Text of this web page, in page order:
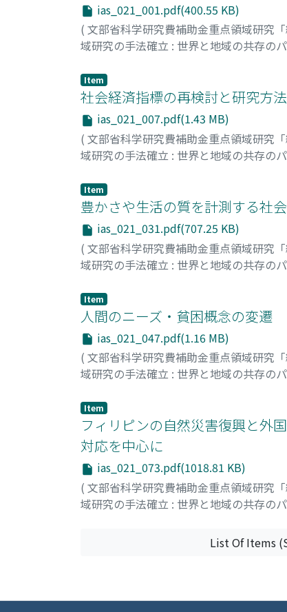
ias_021_001.pdf(400.55 KB)
( 文部省科学研究費補助金重点領域研究
域研究の手法確立 : 世界と地域の共存の
Item
社会経済指標の再検討と研究方法
ias_021_007.pdf(1.43 MB)
( 文部省科学研究費補助金重点領域研究
域研究の手法確立 : 世界と地域の共存の
Item
豊かさや生活の質を計測する社
ias_021_031.pdf(707.25 KB)
( 文部省科学研究費補助金重点領域研究
域研究の手法確立 : 世界と地域の共存の
Item
人間のニーズ・貧困概念の変遷
ias_021_047.pdf(1.16 MB)
( 文部省科学研究費補助金重点領域研究
域研究の手法確立 : 世界と地域の共存の
Item
フィリピンの自然災害復興と外
対応を中心に
ias_021_073.pdf(1018.81 KB)
( 文部省科学研究費補助金重点領域研究
域研究の手法確立 : 世界と地域の共存の
List Of Items